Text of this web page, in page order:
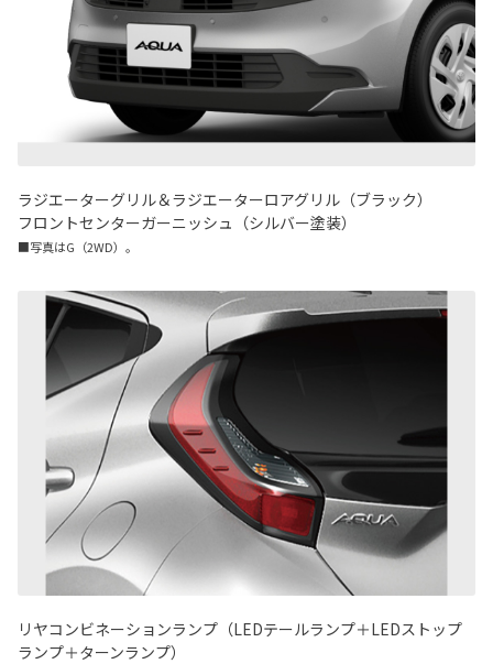
ラジエーターグリル＆ラジエーターロアグリル（ブラック）
フロントセンターガーニッシュ（シルバー塗装）
■写真はG（2WD）。
リヤコンビネーションランプ（LEDテールランプ＋LEDストップ
ランプ＋ターンランプ）